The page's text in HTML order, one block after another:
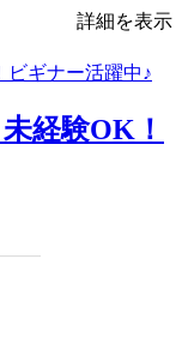
詳細を表示
経験OK！